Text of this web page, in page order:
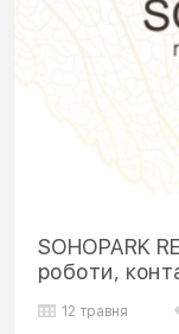
12 травня
SOHOPARK
роботи,